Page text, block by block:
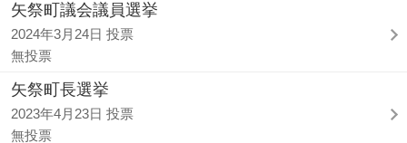
矢祭町議会議員選挙
2024年3月24日 投票
無投票
矢祭町長選挙
2023年4月23日 投票
無投票